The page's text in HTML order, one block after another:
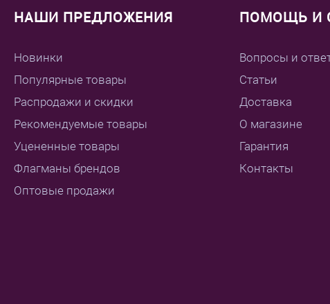
НАШИ ПРЕДЛОЖЕНИЯ
Новинки
Популярные товары
Распродажи и скидки
Рекомендуемые товары
Уцененные товары
Флагманы брендов
Оптовые продажи
ПОМОЩЬ И
Вопросы и
Статьи
Доставка
О магазине
Гарантия
Контакты